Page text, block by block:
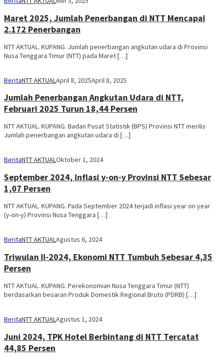
Maret 2025, Jumlah Penerbangan di NTT Mencapai
2.172 Penerbangan
NTT AKTUAL. KUPANG. Jumlah penerbangan angkutan udara di Provinsi
Nusa Tenggara Timur (NTT) pada Maret […]
BeritaNTT AKTUAL April 8, 2025April 8, 2025
Jumlah Penerbangan Angkutan Udara di NTT,
Februari 2025 Turun 18,44 Persen
NTT AKTUAL. KUPANG. Badan Pusat Statistik (BPS) Provinsi NTT merilis
Jumlah penerbangan angkutan udara di […]
BeritaNTT AKTUALOktober 1, 2024
September 2024, Inflasi y-on-y Provinsi NTT Sebesar
1,07 Persen
NTT AKTUAL. KUPANG. Pada September 2024 terjadi inflasi year on year
(y-on-y) Provinsi Nusa Tenggara […]
BeritaNTT AKTUALAgustus 6, 2024
Triwulan II-2024, Ekonomi NTT Tumbuh Sebesar 4,35
Persen
NTT AKTUAL. KUPANG. Perekonomian Nusa Tenggara Timur (NTT)
berdasarkan besaran Produk Domestik Regional Bruto (PDRB) […]
BeritaNTT AKTUALAgustus 1, 2024
Juni 2024, TPK Hotel Berbintang di NTT Tercatat
44,85 Persen